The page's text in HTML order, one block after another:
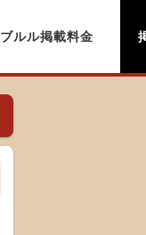
ブルル掲載料金